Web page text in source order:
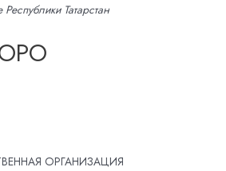
Татарстан
ОРГАНИЗАЦИЯ